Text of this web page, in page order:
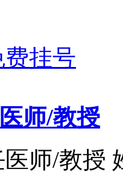
费挂号
师/教授
医师/教授